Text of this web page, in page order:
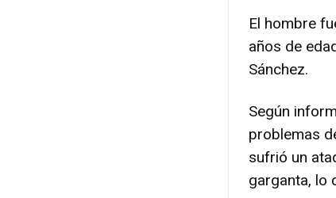
El hombre
años de
Sánchez.
Según
problemas
sufrió un
garganta, lo